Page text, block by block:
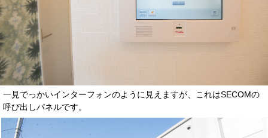
一見でっかいインターフォンのように見えますが、これはSECOMの
呼び出しパネルです。